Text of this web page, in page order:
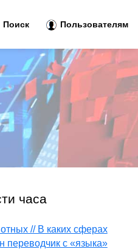
часа
// В каких сферах
переводчик с «языка»
Поиск Пользователям